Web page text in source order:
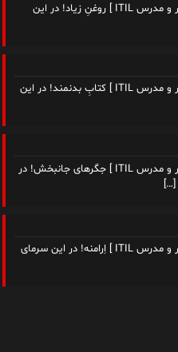
هادی احمدی (سروش): [ نویسنده، شاعر و مدرس ITIL ] روغنِ زیاد! در این
هادی احمدی (سروش): [ نویسنده، شاعر و مدرس ITIL ] کتابِ بدنمند! در این
هادی احمدی (سروش): [ نویسنده، شاعر و مدرس ITIL ] جگرهای جانبخش! در
[…]
هادی احمدی (سروش): [ نویسنده، شاعر و مدرس ITIL ] اِرامنه! در این سرمای